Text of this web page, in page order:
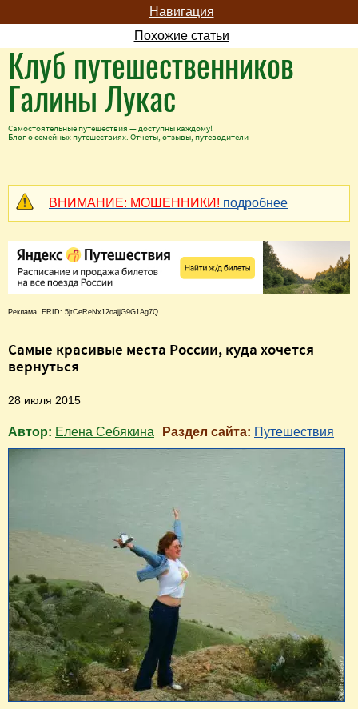
Навигация
Похожие статьи
Клуб путешественников
Галины Лукас
Самостоятельные путешествия — доступны каждому!
Блог о семейных путешествиях. Отчеты, отзывы, путеводители
ВНИМАНИЕ: МОШЕННИКИ! подробнее
Реклама. ERID: 5jtCeReNx12oajjG9G1Ag7Q
Самые красивые места России, куда хочется
вернуться
28 июля 2015
Автор: Елена Себякина Раздел сайта: Путешествия